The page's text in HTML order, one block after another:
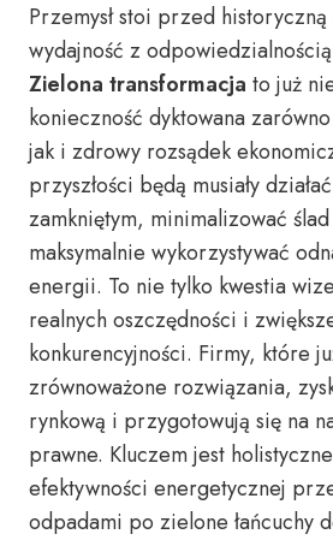
Przemysł stoi przed historyczną
wydajność z
Zielona transformacja to już
konieczność dyktowana
jak i zdrowy rozsądek
przyszłości będą musiały
zamkniętym, minimalizować
maksymalnie wykorzystywać
energii. To nie tylko kwestia
realnych oszczędności i
konkurencyjności. Firmy, które
zrównoważone rozwiązania,
rynkową i przygotowują się na
prawne. Kluczem jest
efektywności energetycznej
odpadami po zielone łańcuchy